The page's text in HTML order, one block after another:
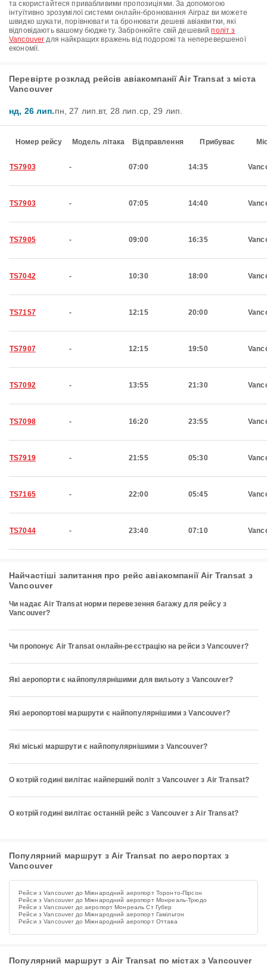
та скористайтеся привабливими пропозиціями. За допомогою
інтуїтивно зрозумілої системи онлайн-бронювання Airpaz ви можете
швидко шукати, порівнювати та бронювати дешеві авіаквитки, які
відповідають вашому бюджету. Забронюйте свій дешевийполіт з
Vancouver для найкращих вражень від подорожі та неперевершеної
економії.
Перевірте розклад рейсів авіакомпанії Air Transat з міста
Vancouver
нд, 26 лип.пн, 27 лип. вт, 28 лип. ср, 29 лип.
Номер рейсу Модель літака Відправлення Прибуває
TS7903 - 07:00 14:35
TS7903 - 07:05 14:40
TS7905 - 09:00 16:35
TS7042 - 10:30 18:00
TS7157 - 12:15 20:00
TS7907 - 12:15 19:50
TS7092 - 13:55 21:30
TS7098 - 16:20 23:55
TS7919 - 21:55 05:30
TS7165 - 22:00 05:45
TS7044 - 23:40 07:10
Найчастіші запитання про рейс авіакомпанії Air Transat з
Vancouver
Чи надає Air Transat норми перевезення багажу для рейсу з
Vancouver?
Чи пропонує Air Transat онлайн-реєстрацію на рейси з Vancouver?
Які аеропорти є найпопулярнішими для вильоту з Vancouver?
Які аеропортові маршрути є найпопулярнішими з Vancouver?
Які міські маршрути є найпопулярнішими з Vancouver?
О котрій годині вилітає найперший політ з Vancouver з Air Transat?
О котрій годині вилітає останній рейс з Vancouver з Air Transat?
Популярний маршрут з Air Transat по аеропортах з
Vancouver
Рейси з Vancouver до Міжнародний аеропорт Торонто-Пірсон
Рейси з Vancouver до Міжнародний аеропорт Монреаль-Трюдо
Рейси з Vancouver до аеропорт Монреаль Ст Губер
Рейси з Vancouver до Міжнародний аеропорт Гамільтон
Рейси з Vancouver до Міжнародний аеропорт Оттава
Популярний маршрут з Air Transat по містах з Vancouver